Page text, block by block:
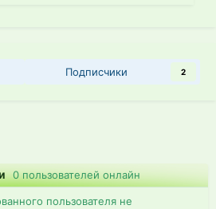
Подписчики 2
0 пользователей онлайн
пользователя не